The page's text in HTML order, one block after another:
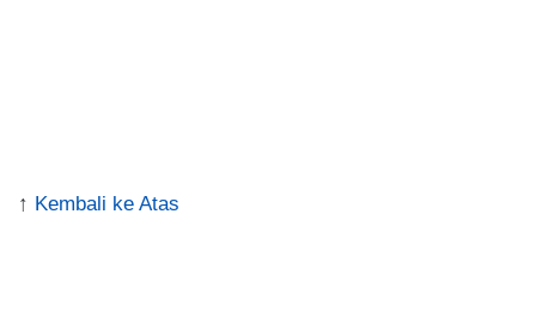
↑ Kembali ke Atas